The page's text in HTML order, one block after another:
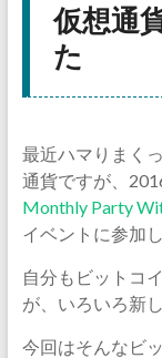
仮想通
た
最近ハマりまく
通貨ですが、
Monthly Party
イベントに参加
自分もビットコ
が、いろいろ新
今回はそんなビ